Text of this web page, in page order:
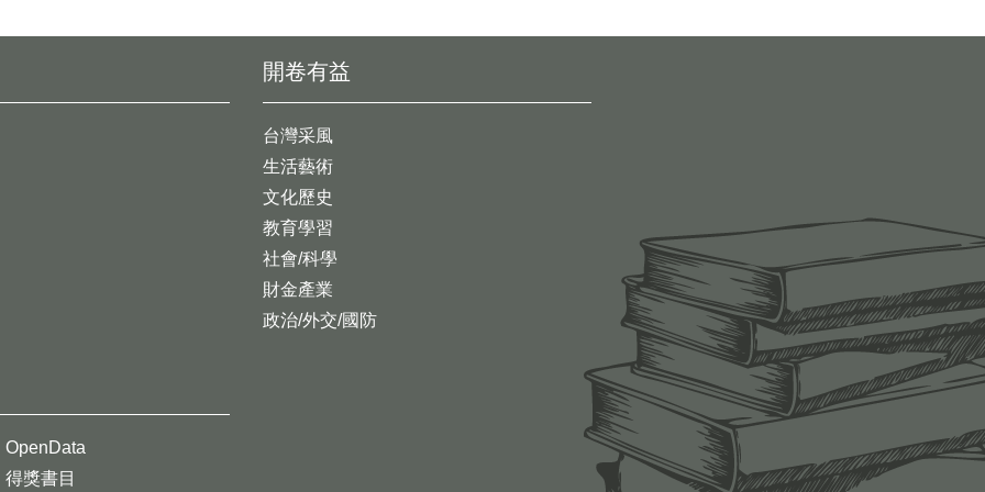
開卷有益
台灣采風
生活藝術
文化歷史
教育學習
社會/科學
財金產業
政治/外交/國防
OpenData
得獎書目